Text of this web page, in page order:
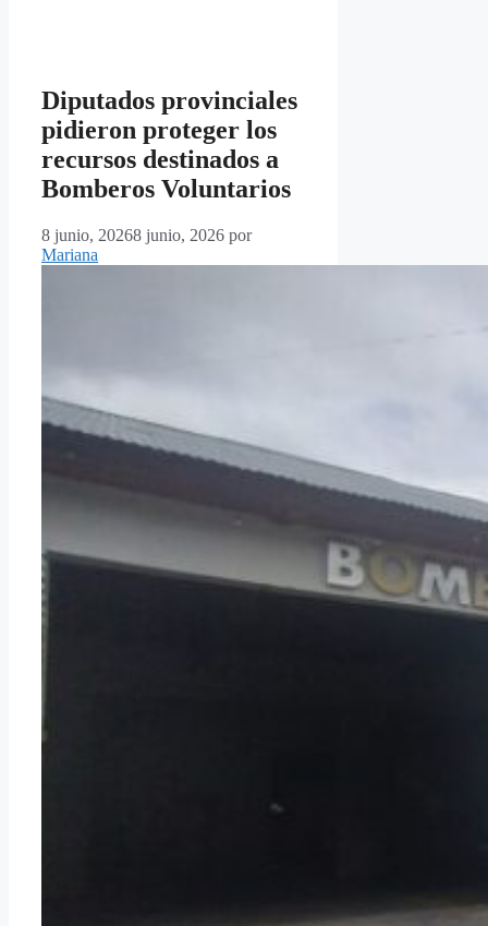
Diputados provinciales
pidieron proteger los
recursos destinados a
Bomberos Voluntarios
8 junio, 20268 junio, 2026 por
Mariana